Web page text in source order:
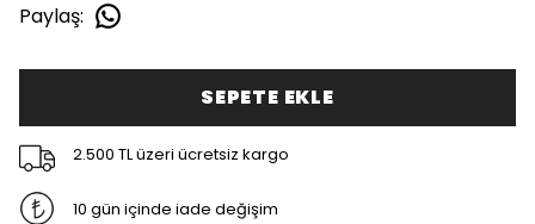
Paylaş:
SEPETE EKLE
2.500 TL üzeri ücretsiz kargo
10 gün içinde iade değişim